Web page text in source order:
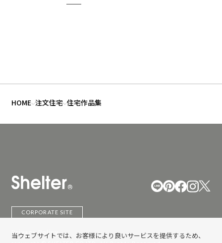
当ウェブサイトでは、お客様により良いサービスを提供するため、
HOME 注文住宅 住宅作品集
CORPORATE SITE
Privacy Policy